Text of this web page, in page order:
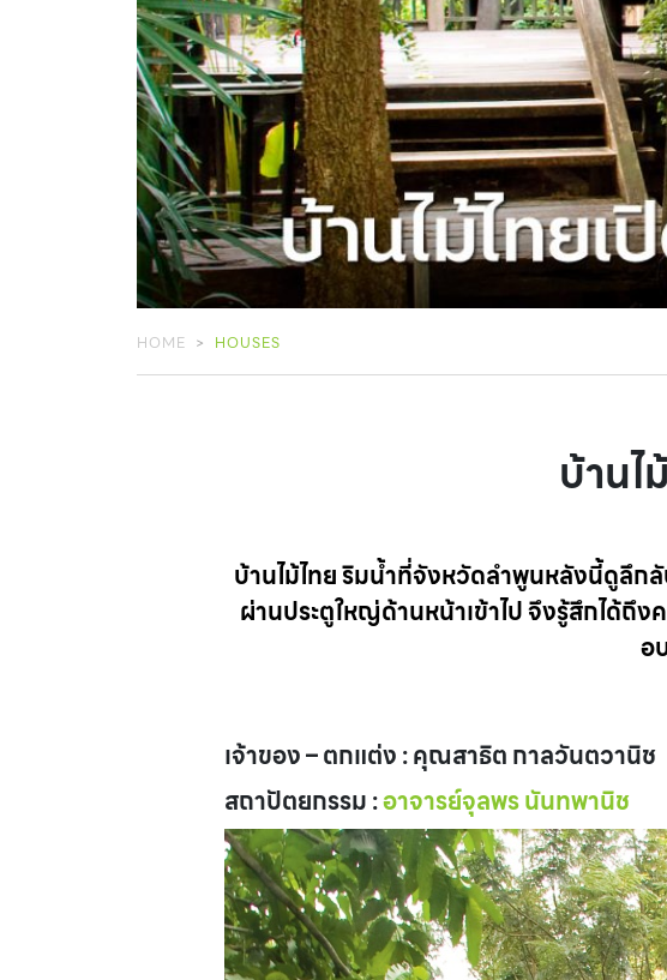
HOME HOUSES
บ้านไ
บ้านไม้ไทย ริมน้ำที่จังหวัดลำพูนหลังนี้ดูลึก
ผ่านประตูใหญ่ด้านหน้าเข้าไป จึงรู้สึกได้ถึ
อ
เจ้าของ – ตกแต่ง : คุณสาธิต กาลวันตวานิช
สถาปัตยกรรม :อาจารย์จุลพร นันทพานิช